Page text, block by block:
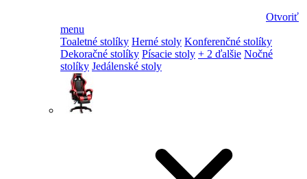
Otvoriť
menu
Toaletné stolíky Herné stoly Konferenčné stolíky
Dekoračné stolíky Písacie stoly + 2 ďalšie Nočné
stolíky Jedálenské stoly